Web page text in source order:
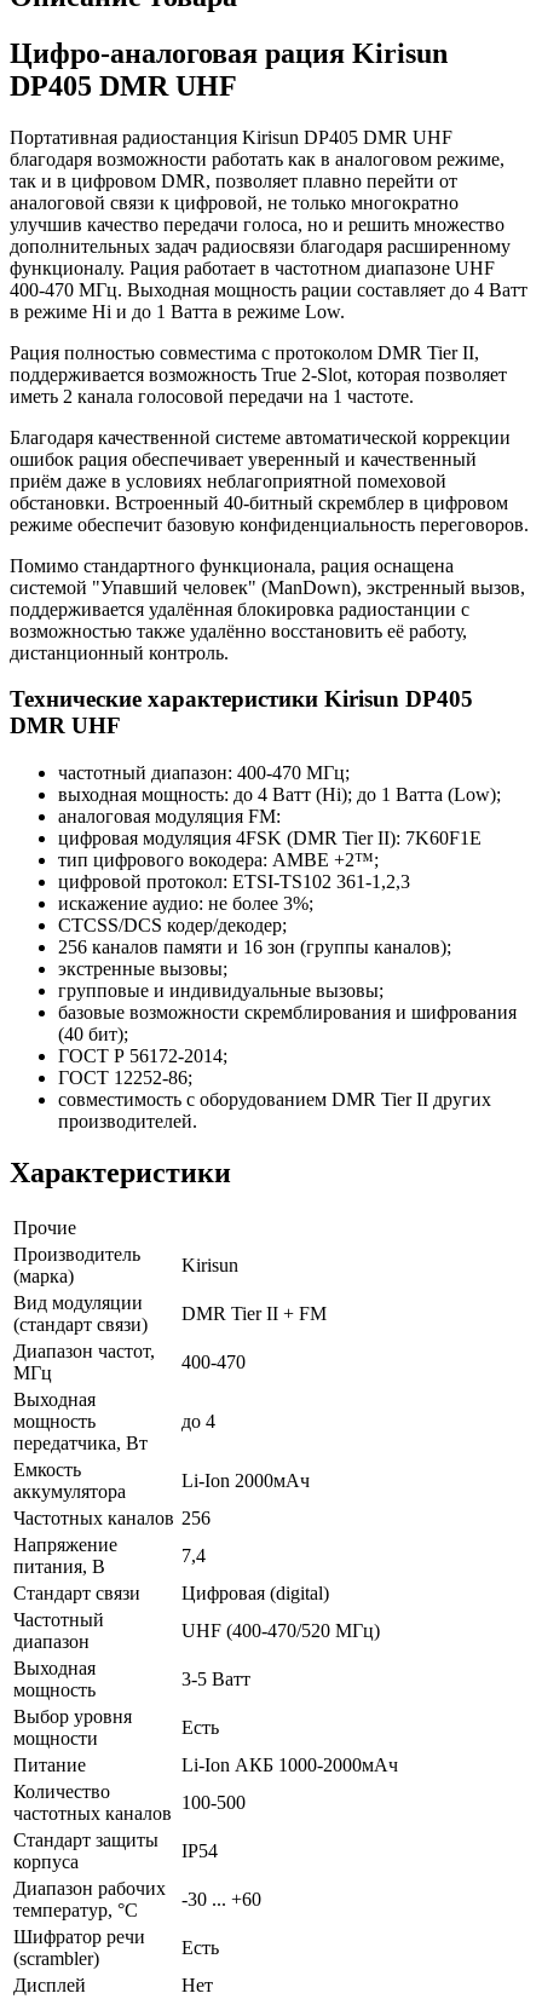
Цифро-аналоговая рация Kirisun
DP405 DMR UHF
Портативная радиостанция Kirisun DP405 DMR UHF
благодаря возможности работать как в аналоговом режиме,
так и в цифровом DMR, позволяет плавно перейти от
аналоговой связи к цифровой, не только многократно
улучшив качество передачи голоса, но и решить множество
дополнительных задач радиосвязи благодаря расширенному
функционалу. Рация работает в частотном диапазоне UHF
400-470 МГц. Выходная мощность рации составляет до 4 Ватт
в режиме Hi и до 1 Ватта в режиме Low.
Рация полностью совместима с протоколом DMR Tier II,
поддерживается возможность True 2-Slot, которая позволяет
иметь 2 канала голосовой передачи на 1 частоте.
Благодаря качественной системе автоматической коррекции
ошибок рация обеспечивает уверенный и качественный
приём даже в условиях неблагоприятной помеховой
обстановки. Встроенный 40-битный скремблер в цифровом
режиме обеспечит базовую конфиденциальность переговоров.
Помимо стандартного функционала, рация оснащена
системой "Упавший человек" (ManDown), экстренный вызов,
поддерживается удалённая блокировка радиостанции с
возможностью также удалённо восстановить её работу,
дистанционный контроль.
Технические характеристики Kirisun DP405
DMR UHF
частотный диапазон: 400-470 МГц;
выходная мощность: до 4 Ватт (Hi); до 1 Ватта (Low);
аналоговая модуляция FM:
цифровая модуляция 4FSK (DMR Tier II): 7K60F1E
тип цифрового вокодера: AMBE +2™;
цифровой протокол: ETSI-TS102 361-1,2,3
искажение аудио: не более 3%;
CTCSS/DCS кодер/декодер;
256 каналов памяти и 16 зон (группы каналов);
экстренные вызовы;
групповые и индивидуальные вызовы;
базовые возможности скремблирования и шифрования
(40 бит);
ГОСТ Р 56172-2014;
ГОСТ 12252-86;
совместимость с оборудованием DMR Tier II других
производителей.
Характеристики
Прочие
Производитель
(марка)
Kirisun
Вид модуляции
(стандарт связи)
DMR Tier II + FM
Диапазон частот,
МГц
400-470
Выходная
мощность
передатчика, Вт
до 4
Емкость
аккумулятора
Li-Ion 2000мАч
Частотных каналов 256
Напряжение
питания, В
7,4
Стандарт связи
Цифровая (digital)
Частотный
диапазон
UHF (400-470/520 МГц)
Выходная
мощность
3-5 Ватт
Выбор уровня
мощности
Есть
Питание
Li-Ion АКБ 1000-2000мАч
Количество
частотных каналов
100-500
Стандарт защиты
корпуса
IP54
Диапазон рабочих
температур, °С
-30 ... +60
Шифратор речи
(scrambler)
Есть
Дисплей
Нет